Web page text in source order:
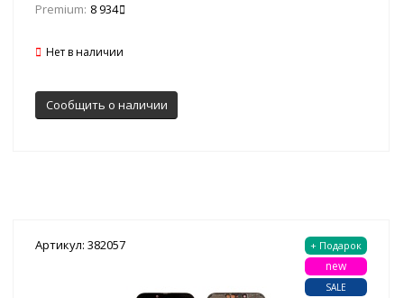
Premium: 8 934
Нет в наличии
Сообщить о наличии
Артикул: 382057 + Подарок
new
SALE